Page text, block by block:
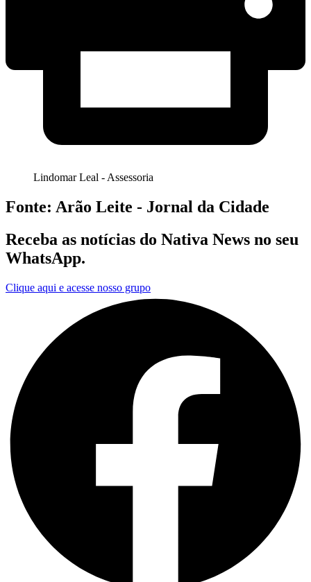
Lindomar Leal - Assessoria
Fonte: Arão Leite - Jornal da Cidade
Receba as notícias do Nativa News no seu
WhatsApp.
Clique aqui e acesse nosso grupo